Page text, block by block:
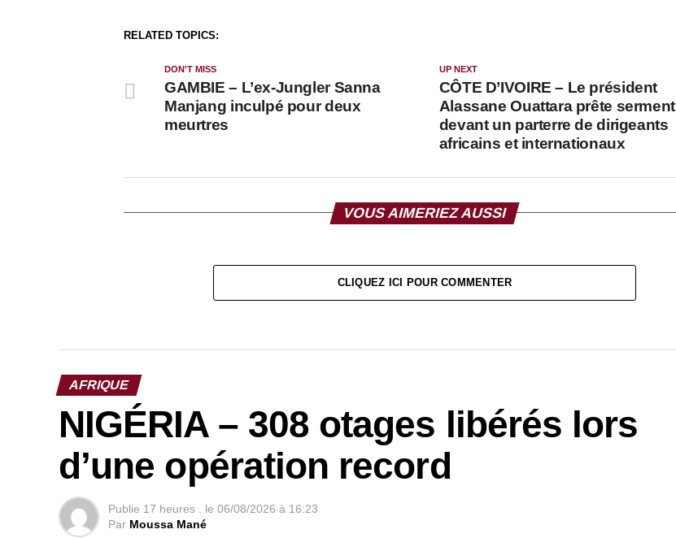
RELATED TOPICS:
UP NEXT
CÔTE D’IVOIRE – Le président
Alassane Ouattara prête serment
devant un parterre de dirigeants
africains et internationaux
DON'T MISS
GAMBIE – L’ex-Jungler Sanna
Manjang inculpé pour deux
meurtres
VOUS AIMERIEZ AUSSI
CLIQUEZ ICI POUR COMMENTER
AFRIQUE
NIGÉRIA – 308 otages libérés lors
d’une opération record
Publie 17 heures . le 06/08/2026 à 16:23
Par Moussa Mané